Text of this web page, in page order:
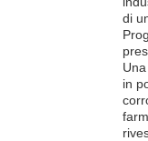
di
in